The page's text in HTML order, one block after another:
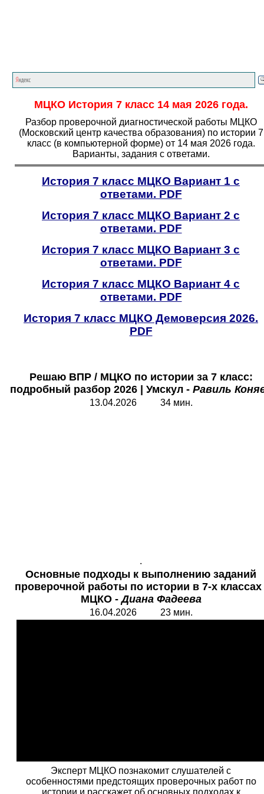
МЦКО История 7 класс 14 мая 2026 года.
Разбор проверочной диагностической работы МЦКО
(Московский центр качества образования) по истории 7
класс (в компьютерной форме) от 14 мая 2026 года.
Варианты, задания с ответами.
История 7 класс МЦКО Вариант 1 с
ответами. PDF
История 7 класс МЦКО Вариант 2 с
ответами. PDF
История 7 класс МЦКО Вариант 3 с
ответами. PDF
История 7 класс МЦКО Вариант 4 с
ответами. PDF
История 7 класс МЦКО Демоверсия 2026.
PDF
Решаю ВПР / МЦКО по истории за 7 класс:
подробный разбор 2026
Умскул - Равиль
13.04.2026 34 мин.
.
Основные подходы к выполнению заданий
проверочной работы по истории в 7-х классах
МЦКО -Диана Фадеева
16.04.2026 23 мин.
Эксперт МЦКО познакомит слушателей с
особенностями предстоящих проверочных работ по
истории и расскажет об основных подходах к